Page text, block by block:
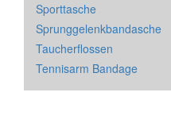
Sporttasche
Sprunggelenkbandasche
Taucherflossen
Tennisarm Bandage